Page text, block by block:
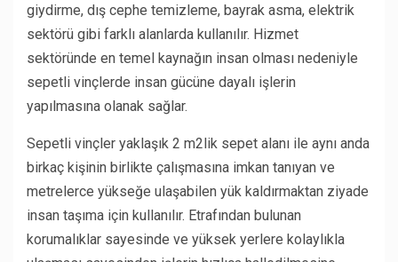
giydirme, dış cephe temizleme, bayrak asma, elektrik
sektörü gibi farklı alanlarda kullanılır. Hizmet
sektöründe en temel kaynağın insan olması nedeniyle
sepetli vinçlerde insan gücüne dayalı işlerin
yapılmasına olanak sağlar.
Sepetli vinçler yaklaşık 2 m2lik sepet alanı ile aynı anda
birkaç kişinin birlikte çalışmasına imkan tanıyan ve
metrelerce yükseğe ulaşabilen yük kaldırmaktan ziyade
insan taşıma için kullanılır. Etrafından bulunan
korumalıklar sayesinde ve yüksek yerlere kolaylıkla